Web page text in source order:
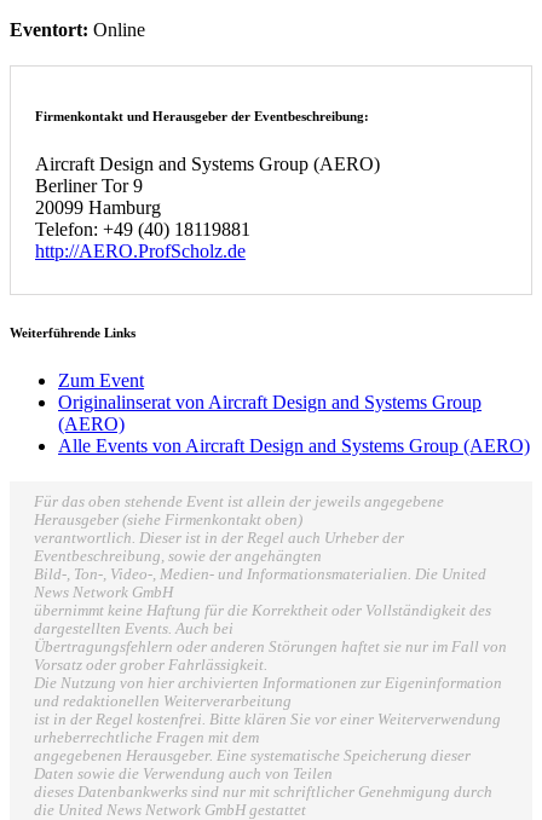
Eventort: Online
Firmenkontakt und Herausgeber der Eventbeschreibung:
Aircraft Design and Systems Group (AERO)
Berliner Tor 9
20099 Hamburg
Telefon: +49 (40) 18119881
http://AERO.ProfScholz.de
Weiterführende Links
Zum Event
Originalinserat von Aircraft Design and Systems Group
(AERO)
Alle Events von Aircraft Design and Systems Group (AERO)
Für das oben stehende Event ist allein der jeweils angegebene
Herausgeber (siehe Firmenkontakt oben)
verantwortlich. Dieser ist in der Regel auch Urheber der
Eventbeschreibung, sowie der angehängten
Bild-, Ton-, Video-, Medien- und Informationsmaterialien. Die United
News Network GmbH
übernimmt keine Haftung für die Korrektheit oder Vollständigkeit des
dargestellten Events. Auch bei
Übertragungsfehlern oder anderen Störungen haftet sie nur im Fall von
Vorsatz oder grober Fahrlässigkeit.
Die Nutzung von hier archivierten Informationen zur Eigeninformation
und redaktionellen Weiterverarbeitung
ist in der Regel kostenfrei. Bitte klären Sie vor einer Weiterverwendung
urheberrechtliche Fragen mit dem
angegebenen Herausgeber. Eine systematische Speicherung dieser
Daten sowie die Verwendung auch von Teilen
dieses Datenbankwerks sind nur mit schriftlicher Genehmigung durch
die United News Network GmbH gestattet